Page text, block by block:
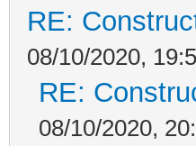
RE:
08/10/2020,
RE:
08/10/2020,